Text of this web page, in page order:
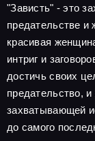
"Зависть" - это
предательстве и
красивая
интриг и
достичь своих
предательство,
захватывающей
до самого